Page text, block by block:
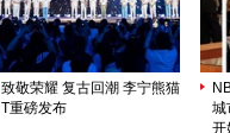
致敬荣耀 复古回潮 李宁熊猫
T重磅发布
城
开